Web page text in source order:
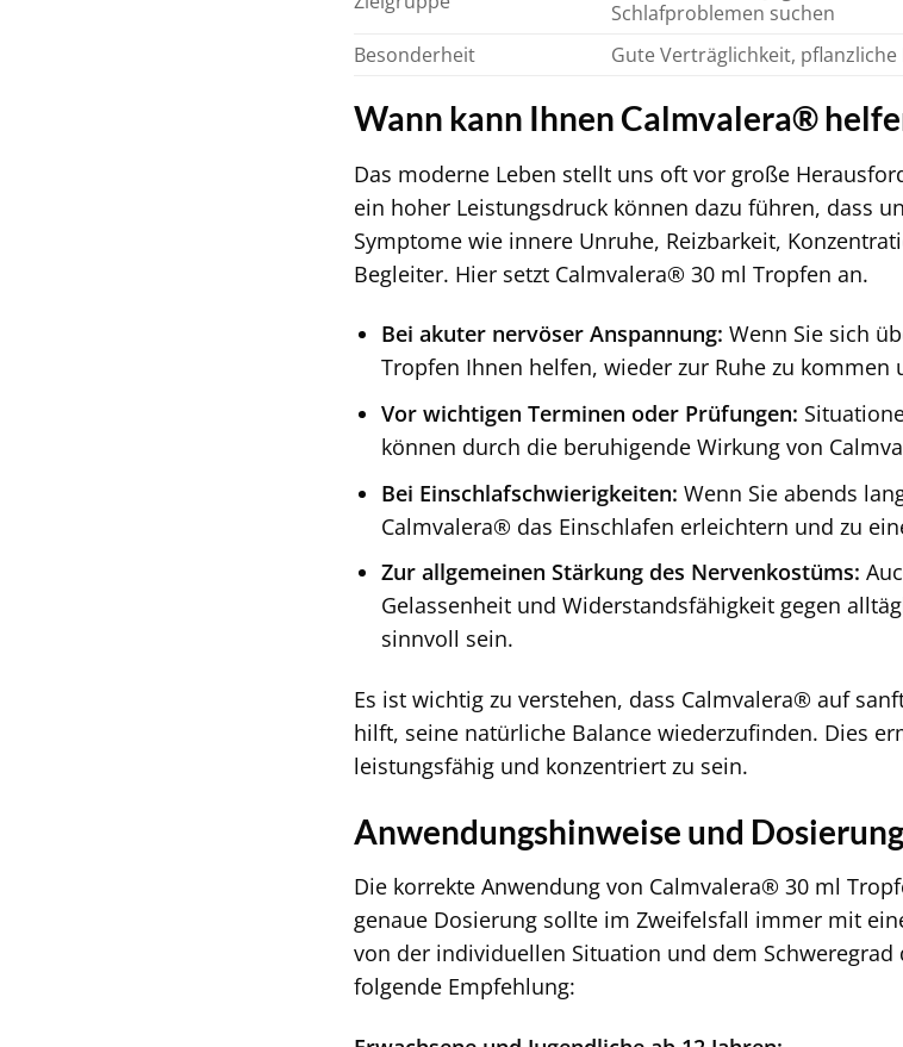
Schlafproblemen suchen
Besonderheit
Gute Verträglichkeit, pflanzliche
Wann kann Ihnen Calmvalera®
Das moderne Leben stellt uns oft vor große
ein hoher Leistungsdruck können dazu führen, dass
Symptome wie innere Unruhe, Reizbarkeit,
Begleiter. Hier setzt Calmvalera® 30 ml Tropfen an.
Bei akuter nervöser Anspannung: Wenn Sie sich
Tropfen Ihnen helfen, wieder zur Ruhe zu kommen
Vor wichtigen Terminen oder Prüfungen:
können durch die beruhigende Wirkung von
Bei Einschlafschwierigkeiten: Wenn Sie abends
Calmvalera® das Einschlafen erleichtern und zu
Zur allgemeinen Stärkung des Nervenkostüms:
Gelassenheit und Widerstandsfähigkeit gegen
sinnvoll sein.
Es ist wichtig zu verstehen, dass Calmvalera® auf
hilft, seine natürliche Balance wiederzufinden. Dies
leistungsfähig und konzentriert zu sein.
Anwendungshinweise und
Die korrekte Anwendung von Calmvalera® 30 ml
genaue Dosierung sollte im Zweifelsfall immer mit
von der individuellen Situation und dem
folgende Empfehlung: